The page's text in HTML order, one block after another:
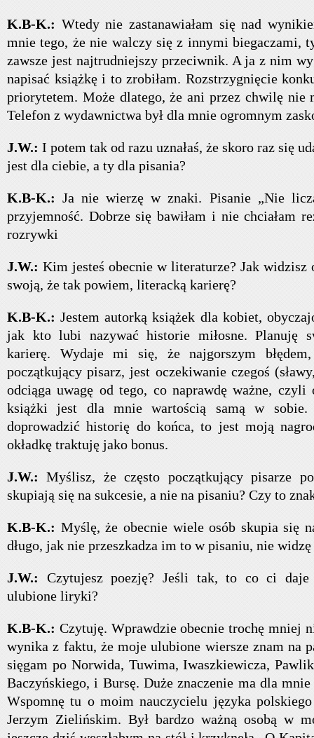
K.B-K.: Wtedy nie zastanawiałam się nad
mnie tego, że nie walczy się z innymi biegaczami,
zawsze jest najtrudniejszy przeciwnik. A ja z nim
napisać książkę i to zrobiłam. Rozstrzygnięcie
priorytetem. Może dlatego, że ani przez chwilę nie
Telefon z wydawnictwa był dla mnie ogromnym
J.W.: I potem tak od razu uznałaś, że skoro raz się
jest dla ciebie, a ty dla pisania?
K.B-K.: Ja nie wierzę w znaki. Pisanie „Nie
przyjemność. Dobrze się bawiłam i nie chciałam
rozrywki
J.W.: Kim jesteś obecnie w literaturze? Jak widzisz
swoją, że tak powiem, literacką karierę?
K.B-K.:Jestem autorką książek dla kobiet,
jak kto lubi nazywać historie miłosne. Planuję
karierę. Wydaje mi się, że najgorszym
początkujący pisarz, jest oczekiwanie czegoś
odciąga uwagę od tego, co naprawdę ważne, czyli
książki jest dla mnie wartością samą w
doprowadzić historię do końca, to jest moją
okładkę traktuję jako bonus.
J.W.: Myślisz, że często początkujący pisarze
skupiają się na sukcesie, a nie na pisaniu? Czy to
K.B-K.: Myślę, że obecnie wiele osób skupia się
długo, jak nie przeszkadza im to w pisaniu, nie
J.W.: Czytujesz poezję? Jeśli tak, to co ci daje
ulubione liryki?
K.B-K.: Czytuję. Wprawdzie obecnie trochę mniej
wynika z faktu, że moje ulubione wiersze znam na
sięgam po Norwida, Tuwima, Iwaszkiewicza,
Baczyńskiego, i Bursę. Duże znaczenie ma dla
Wspomnę tu o moim nauczycielu języka
Jerzym Zielińskim. Był bardzo ważną osobą w